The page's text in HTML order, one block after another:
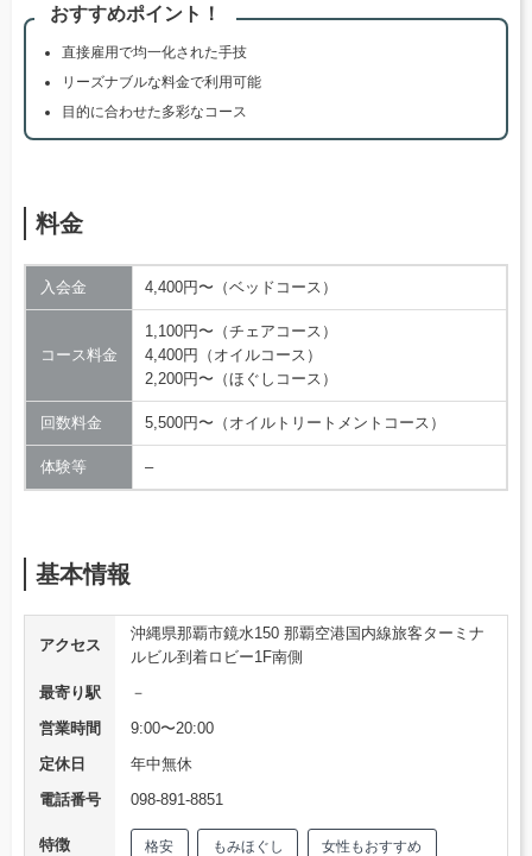
おすすめポイント！
直接雇用で均一化された手技
リーズナブルな料金で利用可能
目的に合わせた多彩なコース
料金
入会金 4,400円〜（ベッドコース）
コース料金
1,100円〜（チェアコース）
4,400円（オイルコース）
2,200円〜（ほぐしコース）
回数料金 5,500円〜（オイルトリートメントコース）
体験等 –
基本情報
アクセス
沖縄県那覇市鏡水150 那覇空港国内線旅客ターミナ
ルビル到着ロビー1F南側
最寄り駅
－
営業時間
9:00〜20:00
定休日
年中無休
電話番号
098-891-8851
特徴 格安 もみほぐし 女性もおすすめ